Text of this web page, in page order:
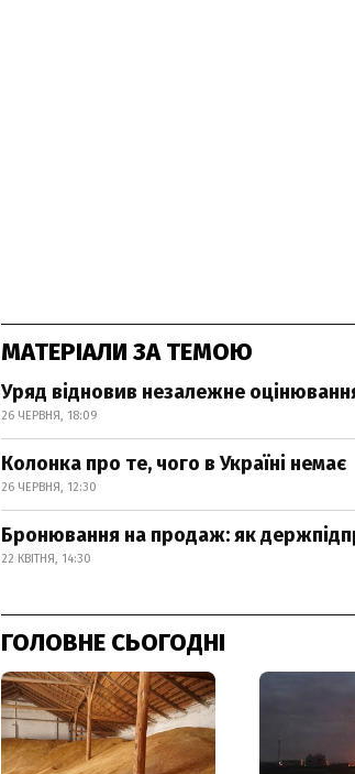
МАТЕРІАЛИ ЗА ТЕМОЮ
Уряд відновив незалежне
26 ЧЕРВНЯ, 18:09
Колонка про те, чого в Україні немає
26 ЧЕРВНЯ, 12:30
Бронювання на продаж: як
22 КВІТНЯ, 14:30
ГОЛОВНЕ СЬОГОДНІ